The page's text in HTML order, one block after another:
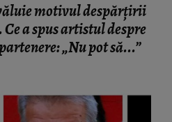
motivul despărțirii
a spus artistul despre
„Nu pot să...”